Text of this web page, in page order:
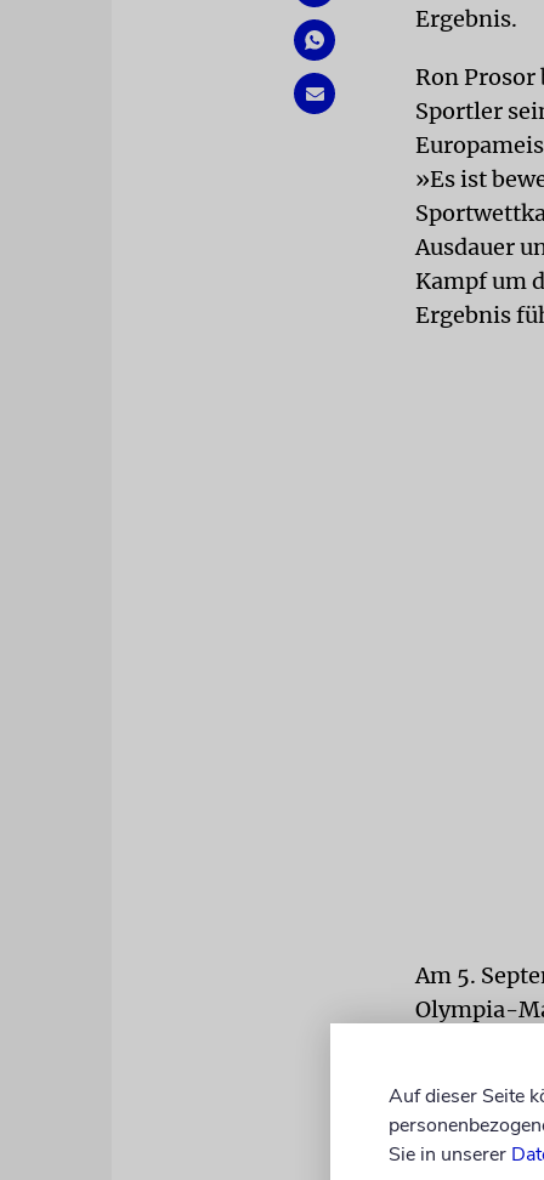
Ergebnis.
Ron Prosor
Sportler
»Es ist
Ausdauer
Kampf um
Ergebnis
Am 5.
Olympia-
Beim
Auf dieser Seite
Sie in unserer